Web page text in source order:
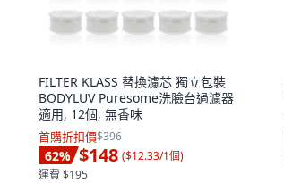
FILTER KLASS 替換濾芯 獨立包裝
BODYLUV Puresome洗臉台過濾器
適用, 12個, 無香味
首購折扣價$396
62% $148 ($12.33/1個)
運費 $195